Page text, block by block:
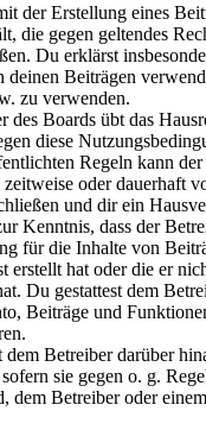
der Erstellung eines
die gegen geltendes
Du erklärst
deinen Beiträgen
zu verwenden.
des Boards übt das
diese
Regeln kann
oder dauerhaft
und dir ein
Kenntnis, dass der
für die Inhalte von
erstellt hat oder die er
Du gestattest dem
Beiträge und
dem Betreiber darüber
sie gegen o. g.
dem Betreiber oder